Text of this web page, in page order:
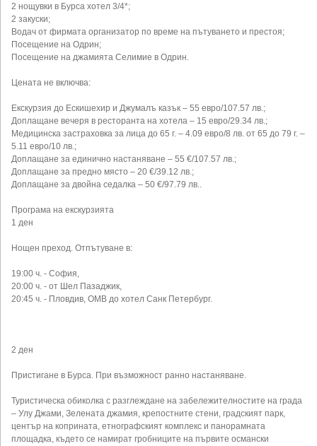
2 нощувки в Бурса хотел 3/4*;
2 закуски;
Водач от фирмата организатор по време на пътуването и престоя;
Посещение на Одрин;
Посещение на джамията Селимие в Одрин.
Цената не включва:
Екскурзия до Ескишехир и Джумалъ казък – 55 евро/107.57 лв.;
Доплащане вечеря в ресторанта на хотела – 15 евро/29.34 лв.;
Медицинска застраховка за лица до 65 г. – 4.09 евро/8 лв. от 65 до 79 г. –
5.11 евро/10 лв.;
Доплащане за единично настаняване – 55 €/107.57 лв.;
Доплащане за предно място – 20 €/39.12 лв.;
Доплащане за двойна седалка – 50 €/97.79 лв..
Програма на екскурзията
1 ден
Нощен преход. Отпътуване в:
19:00 ч. - София,
20:00 ч. - от Шел Пазаджик,
20:45 ч. - Пловдив, ОМВ до хотел Санк Петербург.
2 ден
Пристигане в Бурса. При възможност ранно настаняване.
Туристическа обиколка с разглеждане на забележителностите на града
– Улу Джами, Зелената джамия, крепостните стени, градският парк,
център на коприната, етнографският комплекс и панорамната
площадка, където се намират гробниците на първите османски